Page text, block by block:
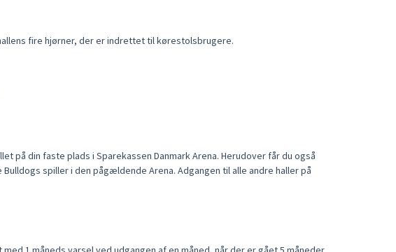
fire hjørner, der er indrettet til kørestolsbrugere.
på din faste plads i Sparekassen Danmark Arena. Herudover får du også
spiller i den pågældende Arena. Adgangen til alle andre haller på